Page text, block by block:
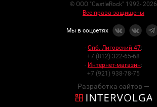
© ООО "CastleRock" 1992- 2026
Все права защищены
Мы в соцсетях
- Спб. Лиговский 47:
+7 (812) 322-65-68
- Интернет-магазин:
+7 (921) 938-78-75
Разработка сайтов —